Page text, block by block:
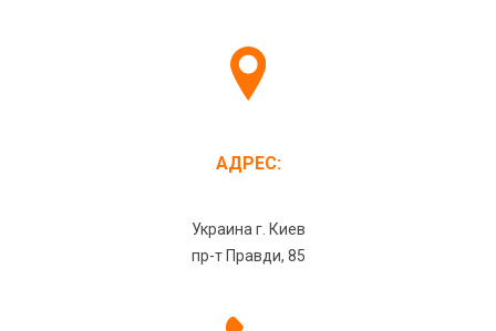
АДРЕС:
Украина г. Киев
пр-т Правди, 85